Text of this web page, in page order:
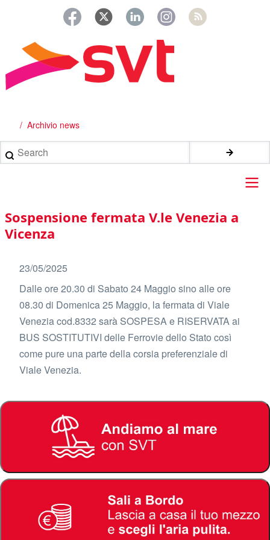
principale
Briciole
di
pane
Archivio news
Search
Main
navigation
Sospensione fermata V.le Venezia a
Vicenza
23/05/2025
Dalle ore 20.30 di Sabato 24 Maggio sino alle ore
08.30 di Domenica 25 Maggio, la fermata di Viale
Venezia cod.8332 sarà SOSPESA e RISERVATA ai
BUS SOSTITUTIVI delle Ferrovie dello Stato così
come pure una parte della corsia preferenziale di
Viale Venezia.